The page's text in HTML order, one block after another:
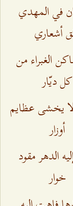
في المهدي
أشعاري
الغبراء من
كل ديّار
يخشى عظايم
أوزار
الدهر مقود
خوار